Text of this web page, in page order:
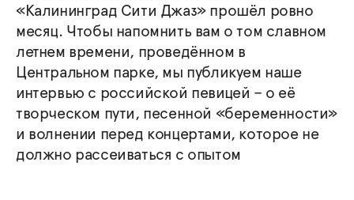
«Калининград Сити Джаз» прошёл ровно
месяц. Чтобы напомнить вам о том славном
летнем времени, проведённом в
Центральном парке, мы публикуем наше
интервью с российской певицей – о её
творческом пути, песенной «беременности»
и волнении перед концертами, которое не
должно рассеиваться с опытом